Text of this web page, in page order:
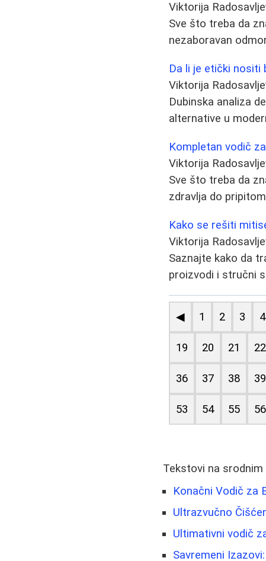
Viktorija
Sve što treba da
nezaboravan
Da li je etički nositi
Viktorija
Dubinska analiza
alternative u
Kompletan vodič
Viktorija
Sve što treba da
zdravlja do
Kako se rešiti
Viktorija
Saznajte kako da
proizvodi i stručni
◀ 1 2 3 4
19 20 21 22
36 37 38 39
53 54 55 56
Tekstovi na srodnim
Konačni Vodič za
Ultrazvučno
Ultimativni vodič
Savremeni